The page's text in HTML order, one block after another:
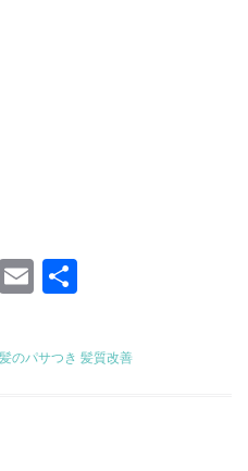
Pinterest
Email
髪のパサつき 髪質改善